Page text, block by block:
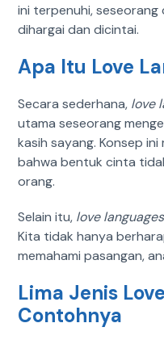
ini terpenuhi,
dihargai dan dicintai.
Apa Itu Love
Secara sederhana, love
utama seseorang
kasih sayang. Konsep
bahwa bentuk cinta
orang.
Selain itu, love languages
Kita tidak hanya
memahami pasangan,
Lima Jenis
Contohnya